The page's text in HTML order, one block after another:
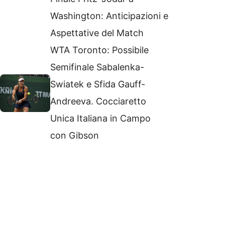
Washington: Anticipazioni e
Aspettative del Match
WTA Toronto: Possibile
Semifinale Sabalenka-
Swiatek e Sfida Gauff-
Andreeva. Cocciaretto
Unica Italiana in Campo
con Gibson